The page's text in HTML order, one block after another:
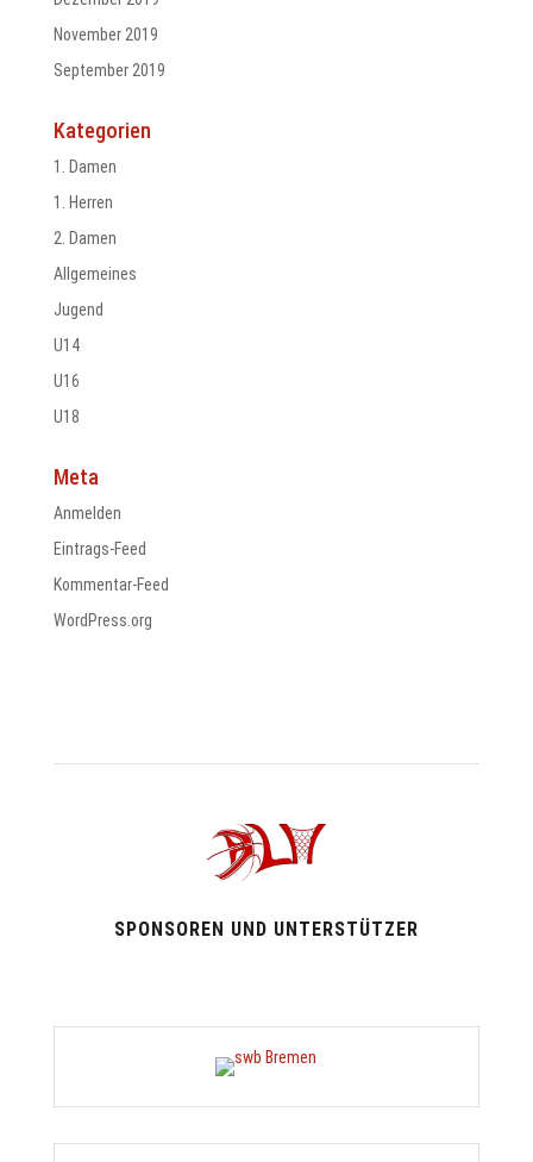
November 2019
September 2019
Kategorien
1. Damen
1. Herren
2. Damen
Allgemeines
Jugend
U14
U16
U18
Meta
Anmelden
Eintrags-Feed
Kommentar-Feed
WordPress.org
SPONSOREN UND UNTERSTÜTZER